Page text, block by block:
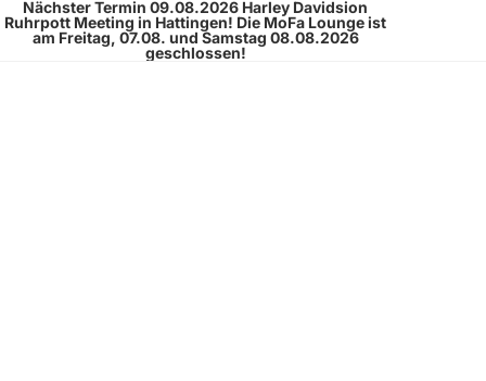
Nächster Termin 09.08.2026 Harley Davidsion
Ruhrpott Meeting in Hattingen! Die MoFa Lounge ist
am Freitag, 07.08. und Samstag 08.08.2026
geschlossen!